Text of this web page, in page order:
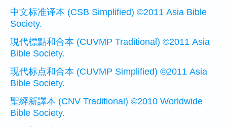
中文标准译本 (CSB Simplified) ©2011 Asia Bible
Society.
現代標點和合本 (CUVMP Traditional) ©2011 Asia
Bible Society.
现代标点和合本 (CUVMP Simplified) ©2011 Asia
Bible Society.
聖經新譯本 (CNV Traditional) ©2010 Worldwide
Bible Society.